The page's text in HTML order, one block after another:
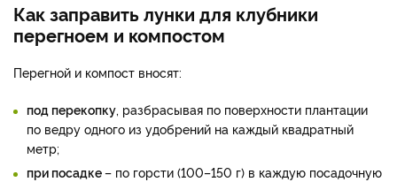
Как заправить лунки для клубники
перегноем и компостом
Перегной и компост вносят:
под перекопку, разбрасывая по поверхности плантации
по ведру одного из удобрений на каждый квадратный
метр;
при посадке– по горсти (100–150 г) в каждую посадочную